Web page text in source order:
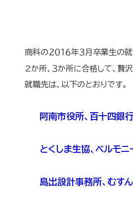
商科の２０１６年３月卒業生の
2か所、３か所に合格して、贅
就職先は、以下のとおりです。
阿南市役所、百十四銀行
とくしま生協、ベルモニ
島出設計事務所、むす